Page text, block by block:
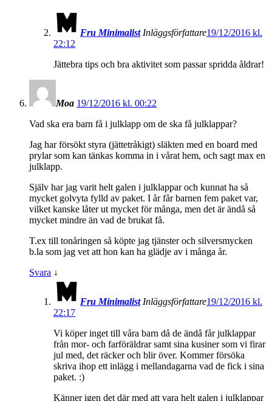
Fru Minimalist Inläggsförfattare19/12/2016 kl.
22:12
Jättebra tips och bra aktivitet som passar spridda åldrar!
Moa 19/12/2016 kl. 00:22
Vad ska era barn få i julklapp om de ska få julklappar?
Jag har försökt styra (jättetråkigt) släkten med en board med
prylar som kan tänkas komma in i vårat hem, och sagt max en
julklapp.
Själv har jag varit helt galen i julklappar och kunnat ha så
mycket golvyta fylld av paket. I år får barnen fem paket var,
vilket kanske låter ut mycket för många, men det är ändå så
mycket mindre än vad de brukat få.
T.ex till tonåringen så köpte jag tjänster och silversmycken
b.la som jag vet att hon kan ha glädje av i många år.
Svara ↓
Fru Minimalist Inläggsförfattare19/12/2016 kl.
22:17
Vi köper inget till våra barn då de ändå får julklappar
från mor- och farföräldrar samt sina kusiner som vi firar
jul med, det räcker och blir över. Kommer försöka
skriva ihop ett inlägg i mellandagarna vad de fick i sina
paket. :)
Känner igen det där med att vara helt galen i julklappar